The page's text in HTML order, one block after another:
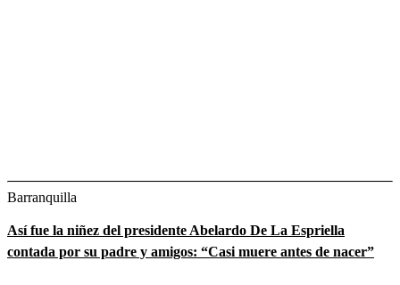
Barranquilla
Así fue la niñez del presidente Abelardo De La Espriella
contada por su padre y amigos: “Casi muere antes de nacer”